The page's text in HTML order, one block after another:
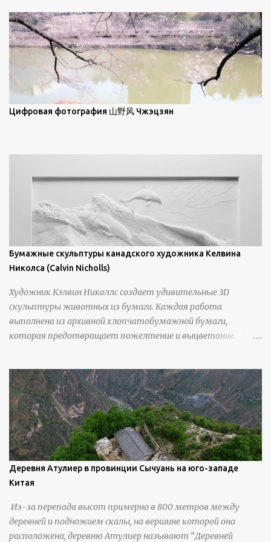
Брайан Шервин прокомментировал картины художника,
заявив, что "Такаюки Харада сочетает в себе классическую
элегантность живописи с реалиями современной жизни. В
некотором смысле, персонажи его картин предлагают
зрителям незаконченный рассказ, который усиливается его
уникальной манерой использования освещения". Для
просмотра всех работ, посетите страницу –
Цифровая фотография 山野风 Чжэцзян
Бумажные скульптуры канадского художника Келвина
Николса (Calvin Nicholls)
Художник Кэлвин Николлс создает удивительные 3D
скульптуры животных из бумаги. Каждая работа
выполнена из архивной хлопчатобумажной бумаги,
которая предотвращает пожелтение и выцветание.
инструменты для текстурирования, чтобы точно
вылепить каждую деталь. источник
https://calvinnicholls.com/
Деревня Атулиер в провинции Сычуань на юго-западе
Китая
Из-за перепада высот примерно в 800 метров между
деревней и подножием скалы, на вершине которой она
расположена, деревню Атулиер называют “Деревней